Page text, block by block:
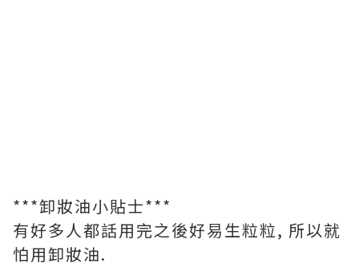
***卸妝油小貼士***
有好多人都話用完之後好易生粒粒, 所以就
怕用卸妝油.